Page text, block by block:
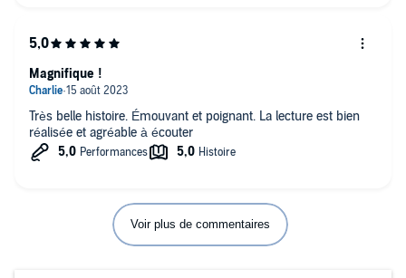
Très belle histoire. Émouvant et poignant. La lecture est bien
réalisée et agréable à écouter
Magnifique !
Voir plus de commentaires